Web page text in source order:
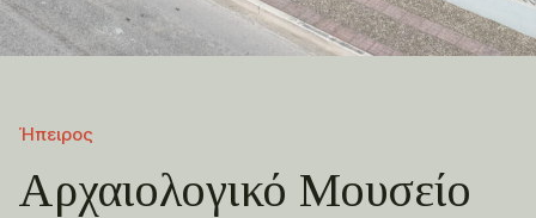
Ήπειρος
Αρχαιολογικό Μουσείο